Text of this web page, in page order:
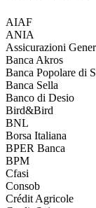
AIAF
ANIA
Assicurazioni
Banca Akros
Banca Popolare di
Banca Sella
Banco di Desio
Bird&Bird
BNL
Borsa Italiana
BPER Banca
BPM
Cfasi
Consob
Crédit Agricole